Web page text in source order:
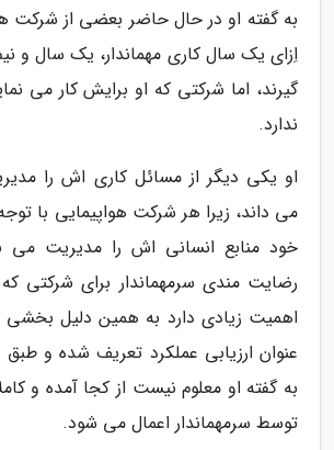
به گفته او در حال حاضر بعضی از شرکت
اِزای یک سال کاری مهماندار، یک سال و
گیرند، اما شرکتی که او برایش کار می
ندارد.
او یکی دیگر از مسائل کاری اش را
می داند، زیرا هر شرکت هواپیمایی با
خود منابع انسانی اش را مدیریت می
رضایت مندی سرمهماندار برای شرکتی
اهمیت زیادی دارد به همین دلیل
عنوان ارزیابی عملکرد تعریف شده و
به گفته او معلوم نیست از کجا آمده و
توسط سرمهماندار اعمال می شود.